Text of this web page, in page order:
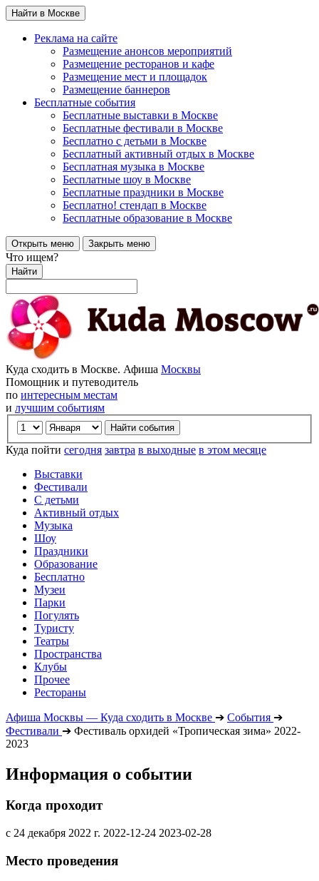
Найти в Москве
Реклама на сайте
Размещение анонсов мероприятий
Размещение ресторанов и кафе
Размещение мест и площадок
Размещение баннеров
Бесплатные события
Бесплатные выставки в Москве
Бесплатные фестивали в Москве
Бесплатно с детьми в Москве
Бесплатный активный отдых в Москве
Бесплатная музыка в Москве
Бесплатные шоу в Москве
Бесплатные праздники в Москве
Бесплатно! стендап в Москве
Бесплатные образование в Москве
Открыть меню Закрыть меню
Что ищем?
Найти
Куда сходить в Москве. Афиша Москвы
Помощник и путеводитель
по интересным местам
и лучшим событиям
Куда пойти сегодня завтра в выходные в этом месяце
Выставки
Фестивали
С детьми
Активный отдых
Музыка
Шоу
Праздники
Образование
Бесплатно
Музеи
Парки
Погулять
Туристу
Театры
Пространства
Клубы
Прочее
Рестораны
Афиша Москвы — Куда сходить в Москве ➔ События ➔
Фестивали ➔ Фестиваль орхидей «Тропическая зима» 2022-
2023
Информация о событии
Когда проходит
с 24 декабря 2022 г. 2022-12-24 2023-02-28
Место проведения